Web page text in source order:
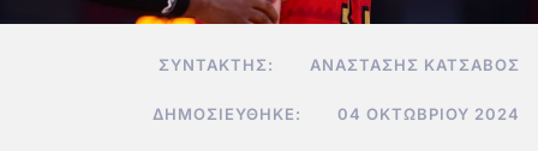
ΣΥΝΤΆΚΤΗΣ: ΑΝΑΣΤΆΣΗΣ ΚΑΤΣΑΒΌΣ
ΔΗΜΟΣΙΕΎΘΗΚΕ: 04 ΟΚΤΩΒΡΊΟΥ 2024